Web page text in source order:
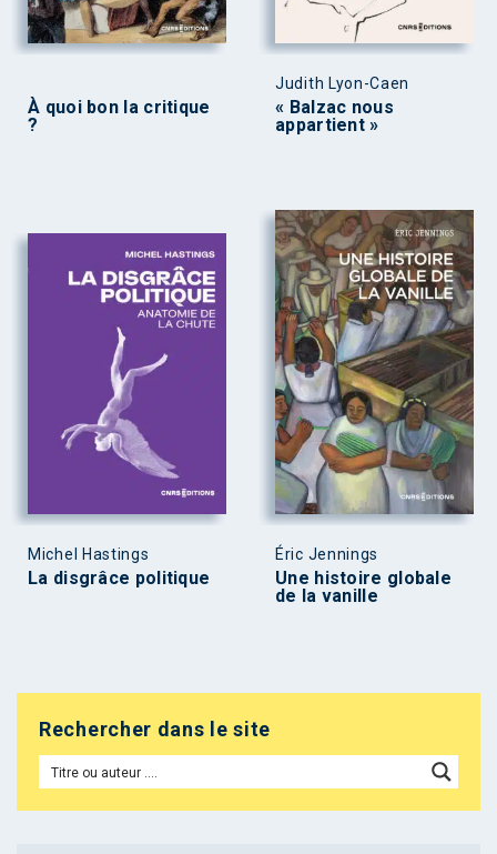
À quoi bon la critique
?
Judith Lyon-Caen
« Balzac nous
appartient »
Michel Hastings
La disgrâce politique
Éric Jennings
Une histoire globale
de la vanille
Rechercher dans le site